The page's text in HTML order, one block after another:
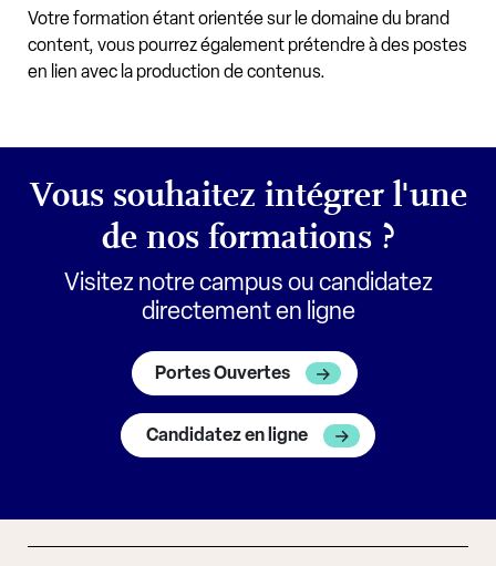
Votre formation étant orientée sur le domaine du brand
content, vous pourrez également prétendre à des postes
en lien avec la production de contenus.
Vous souhaitez intégrer l'une
de nos formations ?
Visitez notre campus ou candidatez
directement en ligne
Portes Ouvertes
Candidatez en ligne